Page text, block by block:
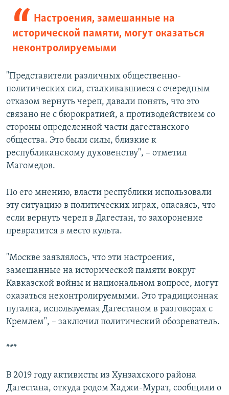
Настроения, замешанные на
исторической памяти, могут оказаться
неконтролируемыми
"Представители различных общественно-
политических сил, сталкивавшиеся с очередным
отказом вернуть череп, давали понять, что это
связано не с бюрократией, а противодействием со
стороны определенной части дагестанского
общества. Это были силы, близкие к
республиканскому духовенству", – отметил
Магомедов.
По его мнению, власти республики использовали
эту ситуацию в политических играх, опасаясь, что
если вернуть череп в Дагестан, то захоронение
превратится в место культа.
"Москве заявлялось, что эти настроения,
замешанные на исторической памяти вокруг
Кавказской войны и национальном вопросе, могут
оказаться неконтролируемыми. Это традиционная
пугалка, используемая Дагестаном в разговорах с
Кремлем", – заключил политический обозреватель.
***
В 2019 году активисты из Хунзахского района
Дагестана, откуда родом Хаджи-Мурат, сообщили о